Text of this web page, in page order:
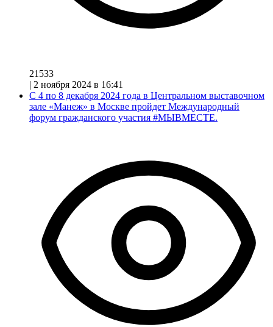
21533
2 ноября 2024 в 16:41
С 4 по 8 декабря 2024 года в Центральном выставочном
зале «Манеж» в Москве пройдет Международный
форум гражданского участия #МЫВМЕСТЕ.